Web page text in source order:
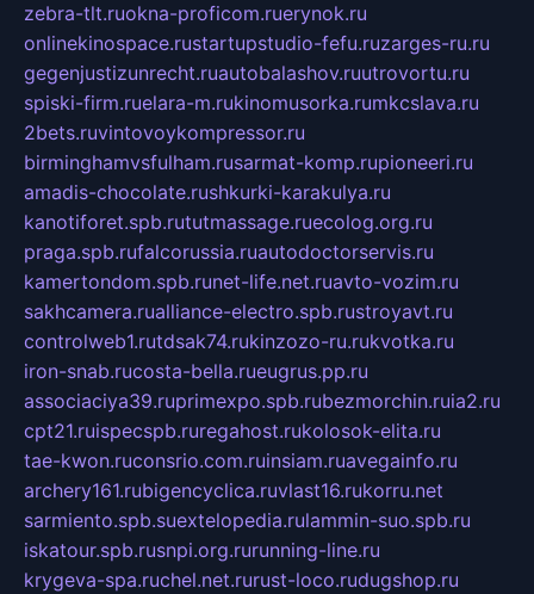
zebra-tlt.ruokna-proficom.ruerynok.ru
onlinekinospace.rustartupstudio-fefu.ruzarges-ru.ru
gegenjustizunrecht.ruautobalashov.ruutrovortu.ru
spiski-firm.ruelara-m.rukinomusorka.rumkcslava.ru
2bets.ruvintovoykompressor.ru
birminghamvsfulham.rusarmat-komp.rupioneeri.ru
amadis-chocolate.rushkurki-karakulya.ru
kanotiforet.spb.rututmassage.ruecolog.org.ru
praga.spb.rufalcorussia.ruautodoctorservis.ru
kamertondom.spb.runet-life.net.ruavto-vozim.ru
sakhcamera.rualliance-electro.spb.rustroyavt.ru
controlweb1.rutdsak74.rukinzozo-ru.rukvotka.ru
iron-snab.rucosta-bella.rueugrus.pp.ru
associaciya39.ruprimexpo.spb.rubezmorchin.ruia2.ru
cpt21.ruispecspb.ruregahost.rukolosok-elita.ru
tae-kwon.ruconsrio.com.ruinsiam.ruavegainfo.ru
archery161.rubigencyclica.ruvlast16.rukorru.net
sarmiento.spb.suextelopedia.rulammin-suo.spb.ru
iskatour.spb.rusnpi.org.rurunning-line.ru
krygeva-spa.ruchel.net.rurust-loco.rudugshop.ru